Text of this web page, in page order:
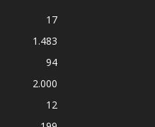
17
1.483
94
2.000
12